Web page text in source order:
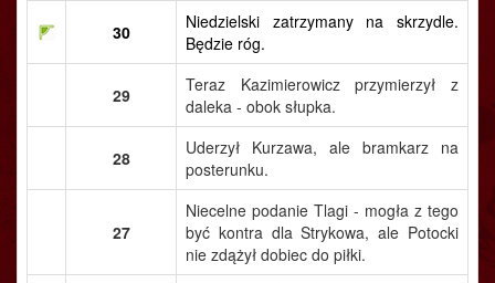
30
Niedzielski zatrzymany na skrzydle.
Będzie róg.
29
Teraz Kazimierowicz przymierzył z
daleka - obok słupka.
28
Uderzył Kurzawa, ale bramkarz na
posterunku.
27
Niecelne podanie Tlagi - mogła z tego
być kontra dla Strykowa, ale Potocki
nie zdążył dobiec do piłki.